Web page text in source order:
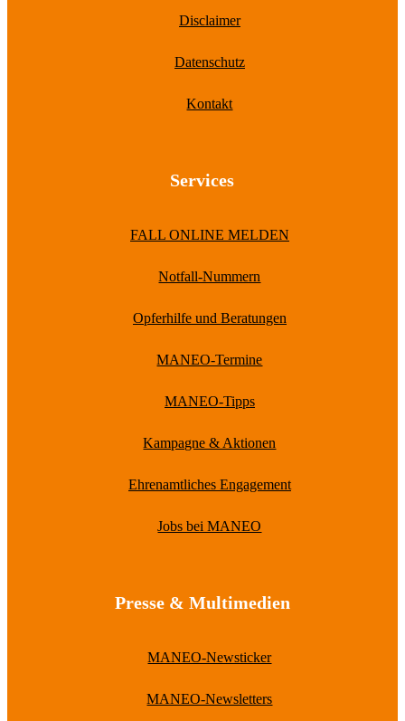
Disclaimer
Datenschutz
Kontakt
Services
FALL ONLINE MELDEN
Notfall-Nummern
Opferhilfe und Beratungen
MANEO-Termine
MANEO-Tipps
Kampagne & Aktionen
Ehrenamtliches Engagement
Jobs bei MANEO
Presse & Multimedien
MANEO-Newsticker
MANEO-Newsletters